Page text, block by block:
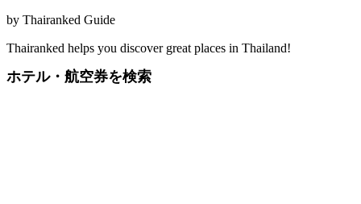
by Thairanked Guide
Thairanked helps you discover great places in Thailand!
ホテル・航空券を検索